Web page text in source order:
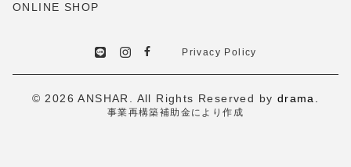
ONLINE SHOP
Privacy Policy
© 2026 ANSHAR. All Rights Reserved by drama.
事業再構築補助金により作成